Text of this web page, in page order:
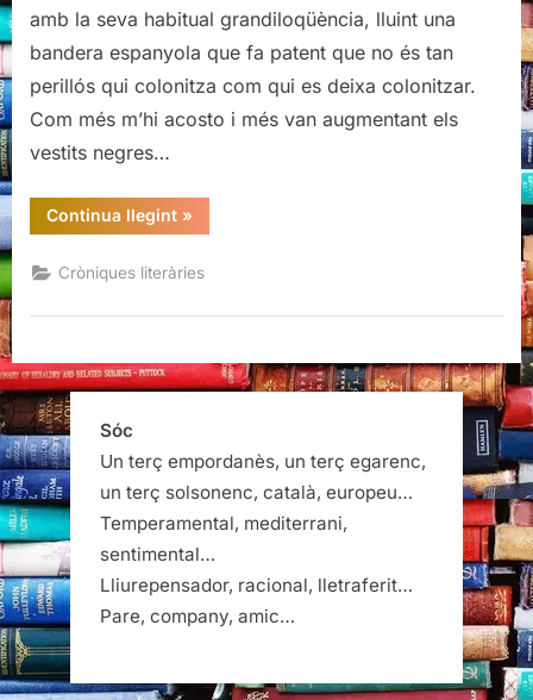
Llúcia
2014
amb la seva habitual grandiloqüència, lluint una
bandera espanyola que fa patent que no és tan
perillós qui colonitza com qui es deixa colonitzar.
Com més m’hi acosto i més van augmentant els
vestits negres…
Continua llegint“La
Nit
Santa
Llúcia
»
Cròniques literàries
Sóc
Un terç empordanès, un terç egarenc,
un terç solsonenc, català, europeu…
Temperamental, mediterrani,
sentimental…
Lliurepensador, racional, lletraferit…
Pare, company, amic…